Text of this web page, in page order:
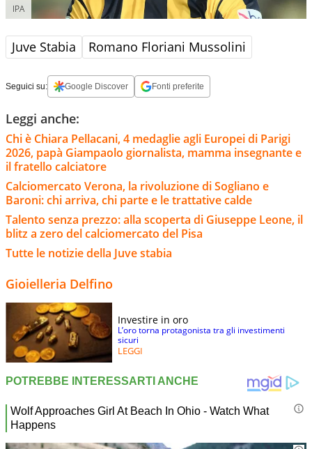
IPA
Juve Stabia Romano Floriani Mussolini
Seguici su: Google Discover Fonti preferite
Leggi anche:
Chi è Chiara Pellacani, 4 medaglie agli Europei di Parigi
2026, papà Giampaolo giornalista, mamma insegnante e
il fratello calciatore
Calciomercato Verona, la rivoluzione di Sogliano e
Baroni: chi arriva, chi parte e le trattative calde
Talento senza prezzo: alla scoperta di Giuseppe Leone, il
blitz a zero del calciomercato del Pisa
Tutte le notizie della Juve stabia
Gioielleria Delfino
Investire in oro
L’oro torna protagonista tra gli investimenti
sicuri
LEGGI